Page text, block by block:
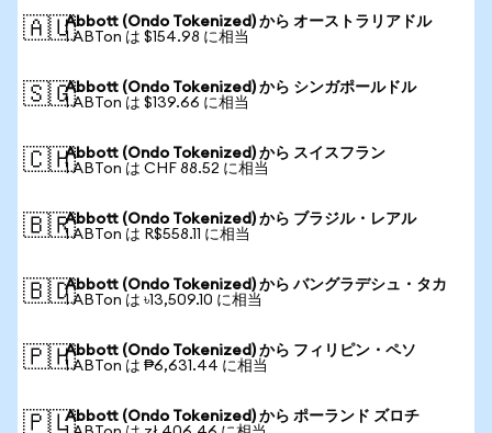
🇦🇺Abbott (Ondo Tokenized) から オーストラリアドル
1 ABTon は $154.98 に相当
🇸🇬Abbott (Ondo Tokenized) から シンガポールドル
1 ABTon は $139.66 に相当
🇨🇭Abbott (Ondo Tokenized) から スイスフラン
1 ABTon は CHF 88.52 に相当
🇧🇷Abbott (Ondo Tokenized) から ブラジル・レアル
1 ABTon は R$558.11 に相当
🇧🇩Abbott (Ondo Tokenized) から バングラデシュ・タカ
1 ABTon は ৳13,509.10 に相当
🇵🇭Abbott (Ondo Tokenized) から フィリピン・ペソ
1 ABTon は ₱6,631.44 に相当
🇵🇱Abbott (Ondo Tokenized) から ポーランド ズロチ